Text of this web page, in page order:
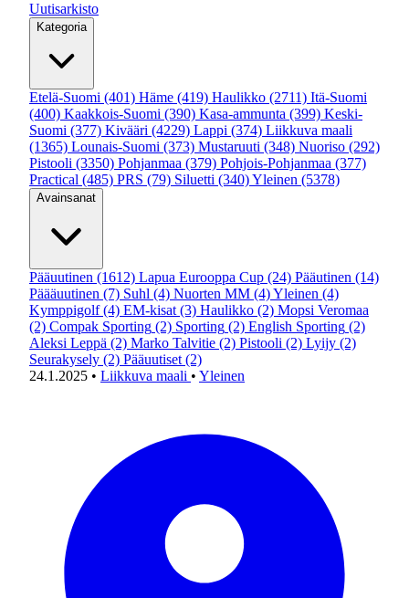
Uutisarkisto
Kategoria
Etelä-Suomi (401) Häme (419) Haulikko (2711) Itä-Suomi
(400) Kaakkois-Suomi (390) Kasa-ammunta (399) Keski-
Suomi (377) Kivääri (4229) Lappi (374) Liikkuva maali
(1365) Lounais-Suomi (373) Mustaruuti (348) Nuoriso (292)
Pistooli (3350) Pohjanmaa (379) Pohjois-Pohjanmaa (377)
Practical (485) PRS (79) Siluetti (340)Yleinen (5378)
Avainsanat
Pääuutinen (1612) Lapua Eurooppa Cup (24) Pääutinen (14)
Päääuutinen (7) Suhl (4) Nuorten MM (4)Yleinen (4)
Kymppigolf (4) EM-kisat (3) Haulikko (2) Mopsi Veromaa
(2) Compak Sporting (2) Sporting (2) English Sporting (2)
Aleksi Leppä (2) Marko Talvitie (2) Pistooli (2) Lyijy (2)
Seurakysely (2) Pääuutiset (2)
24.1.2025 • Liikkuva maali • Yleinen